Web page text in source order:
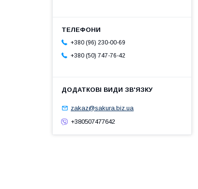
+380 (96) 230-00-69
+380 (50) 747-76-42
zakaz@sakura.biz.ua
+380507477642